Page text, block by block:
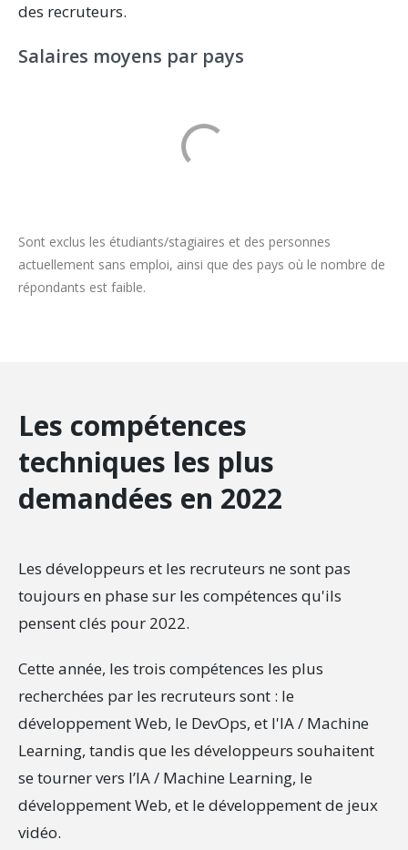
des recruteurs.
Salaires moyens par pays
Sont exclus les étudiants/stagiaires et des personnes
actuellement sans emploi, ainsi que des pays où le nombre de
répondants est faible.
Les compétences
techniques les plus
demandées en 2022
Les développeurs et les recruteurs ne sont pas
toujours en phase sur les compétences qu'ils
pensent clés pour 2022.
Cette année, les trois compétences les plus
recherchées par les recruteurs sont : le
développement Web, le DevOps, et l'IA / Machine
Learning, tandis que les développeurs souhaitent
se tourner vers l’IA / Machine Learning, le
développement Web, et le développement de jeux
vidéo.